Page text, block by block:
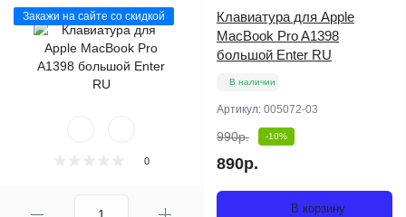
Закажи на сайте со скидкой
0
Клавиатура для Apple
MacBook Pro A1398
большой Enter RU
В наличии
Артикул: 005072-03
990р. -10%
890р.
В корзину